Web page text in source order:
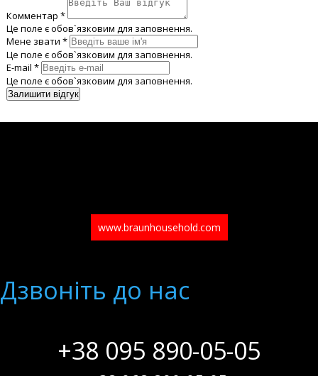
Комментар *
Це поле є обов`язковим для заповнення.
Мене звати *
Це поле є обов`язковим для заповнення.
E-mail *
Це поле є обов`язковим для заповнення.
www.braunhousehold.com
Дзвонiть до нас
+38 095 890-05-05